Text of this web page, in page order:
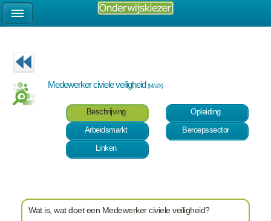
Medewerker civiele veiligheid(M/V/X)
Beschrijving
Opleiding
Arbeidsmarkt
Beroepssector
Linken
Wat is, wat doet een Medewerker civiele veiligheid?